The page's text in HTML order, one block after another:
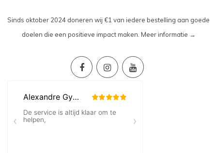
Sinds oktober 2024 doneren wij €1 van iedere bestelling aan goede
doelen die een positieve impact maken. Meer informatie →